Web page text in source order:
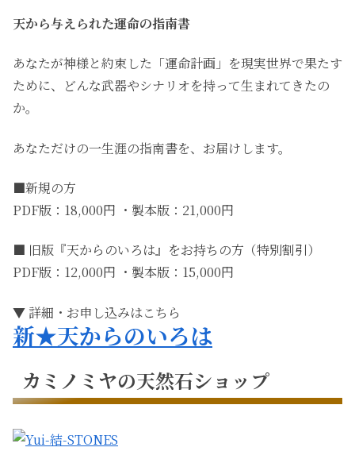
天から与えられた運命の指南書
あなたが神様と約束した「運命計画」を現実世界で果たす
ために、どんな武器やシナリオを持って生まれてきたの
か。
あなただけの一生涯の指南書を、お届けします。
■新規の方
PDF版：18,000円 ・製本版：21,000円
■ 旧版『天からのいろは』をお持ちの方（特別割引）
PDF版：12,000円 ・製本版：15,000円
▼ 詳細・お申し込みはこちら
新★天からのいろは
カミノミヤの天然石ショップ